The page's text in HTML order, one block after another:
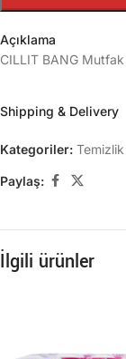
Açıklama
CILLIT BANG
Shipping & Delivery
Kategoriler:
Paylaş:
İlgili ürünler